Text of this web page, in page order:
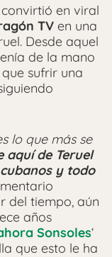
en viral
TV en una
Desde aquel
de la mano
sufrir una
lo que más se
aquí de Teruel
y todo
del tiempo, aún
años
Sonsoles‘
que esto le ha